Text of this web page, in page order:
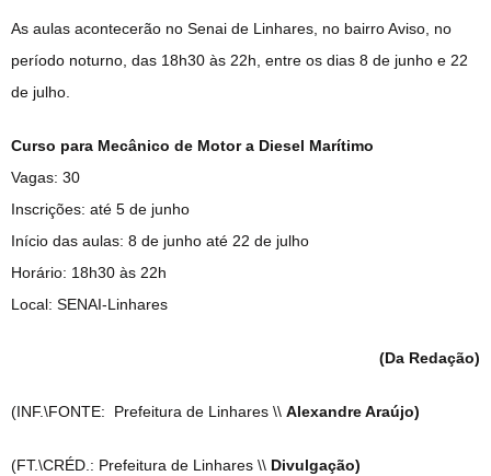
As aulas acontecerão no Senai de Linhares, no bairro Aviso, no
período noturno, das 18h30 às 22h, entre os dias 8 de junho e 22
de julho.
Curso para Mecânico de Motor a Diesel Marítimo
Vagas: 30
Inscrições: até 5 de junho
Início das aulas: 8 de junho até 22 de julho
Horário: 18h30 às 22h
Local: SENAI-Linhares
(Da Redação)
(INF.\FONTE: Prefeitura de Linhares \\ Alexandre Araújo)
(FT.\CRÉD.: Prefeitura de Linhares \\ Divulgação)